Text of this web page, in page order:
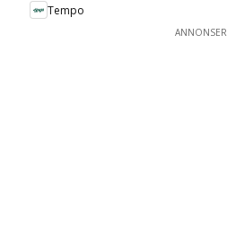
Tempo
ANNONSER